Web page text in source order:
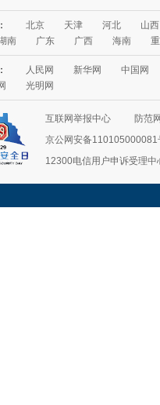
北京 天津 河北
山西
南 广东 广西 海南
人民网 新华网
中国网
光明网
互联网举报中心
防范
京公网安备110105000081
12300电信用户申诉受理中